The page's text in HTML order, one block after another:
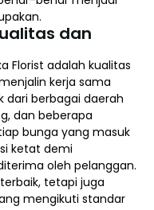
dan
Florist adalah kualitas
kerja sama
dari berbagai daerah
dan beberapa
bunga yang masuk
ketat demi
oleh pelanggan.
tetapi juga
mengikuti standar